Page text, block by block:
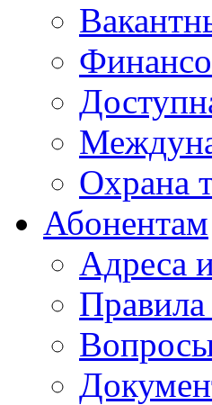
Охрана
Абонентам
Адреса